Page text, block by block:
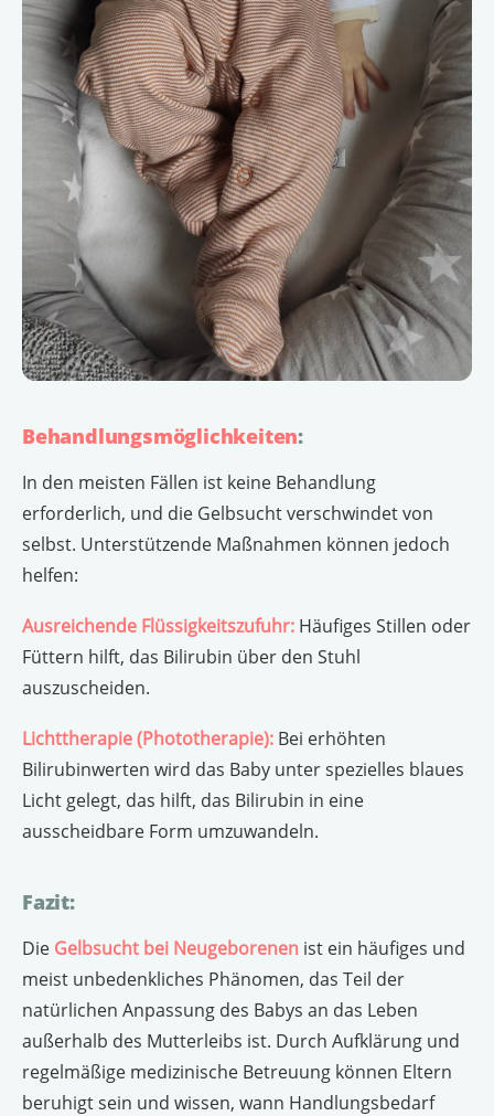
Behandlungsmöglichkeiten:
In den meisten Fällen ist keine Behandlung
erforderlich, und die Gelbsucht verschwindet von
selbst. Unterstützende Maßnahmen können jedoch
helfen:
Ausreichende Flüssigkeitszufuhr: Häufiges Stillen oder
Füttern hilft, das Bilirubin über den Stuhl
auszuscheiden.
Lichttherapie (Phototherapie): Bei erhöhten
Bilirubinwerten wird das Baby unter spezielles blaues
Licht gelegt, das hilft, das Bilirubin in eine
ausscheidbare Form umzuwandeln.
Fazit:
Die Gelbsucht bei Neugeborenen ist ein häufiges und
meist unbedenkliches Phänomen, das Teil der
natürlichen Anpassung des Babys an das Leben
außerhalb des Mutterleibs ist. Durch Aufklärung und
regelmäßige medizinische Betreuung können Eltern
beruhigt sein und wissen, wann Handlungsbedarf